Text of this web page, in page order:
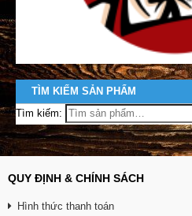
TÌM KIẾM SẢN PHẨM
Tìm kiếm:
QUY ĐỊNH & CHÍNH SÁCH
Hình thức thanh toán